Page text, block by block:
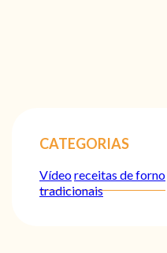
CATEGORIAS
Vídeoreceitas de forno
tradicionais